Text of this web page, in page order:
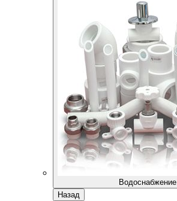
Водоснабжение
Назад